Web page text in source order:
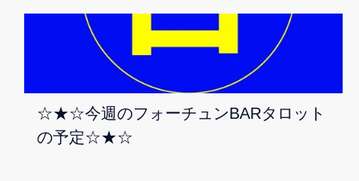
☆★☆今週のフォーチュンBARタロット
の予定☆★☆